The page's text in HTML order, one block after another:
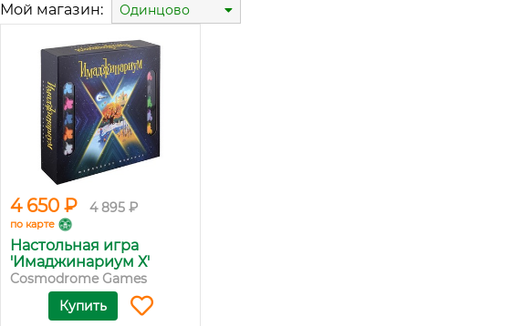
Мой магазин: Одинцово
4 650 ₽ 4 895 ₽
по карте
Настольная игра
'Имаджинариум Х'
Cosmodrome Games
Купить